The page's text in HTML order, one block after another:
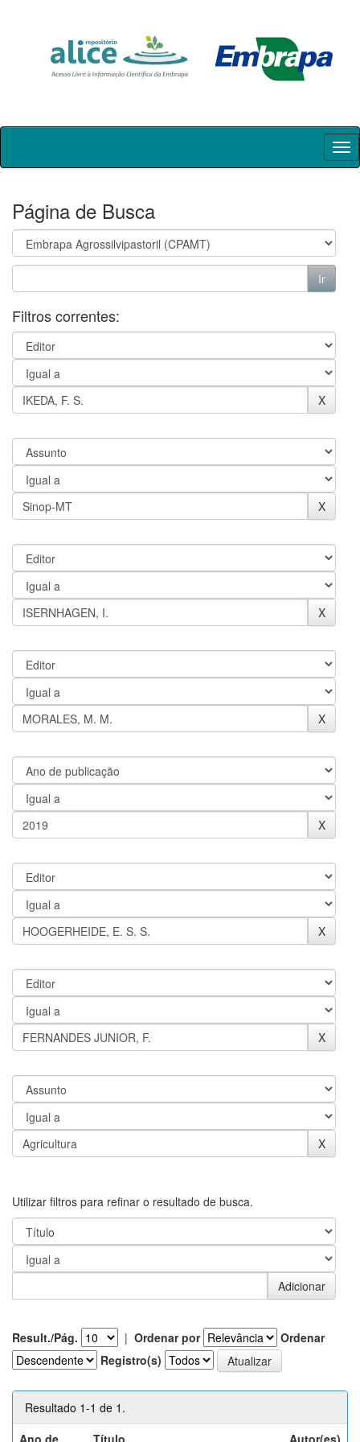
Skip
Página de Busca
Filtros correntes:
Utilizar filtros para refinar o resultado de busca.
Result./Pág. | Ordenar por
Ordenar
Registro(s)
Resultado 1-1 de 1.
Ano de
Título Autor(es)